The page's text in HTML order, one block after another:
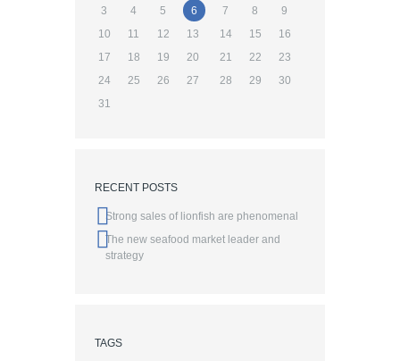
3
4 5 6 7 8
9
10
11 12 13 14 15
16
17
18 19 20 21 22
23
24
25 26 27 28 29
30
31
RECENT POSTS
Strong sales of lionfish are phenomenal
The new seafood market leader and
strategy
TAGS